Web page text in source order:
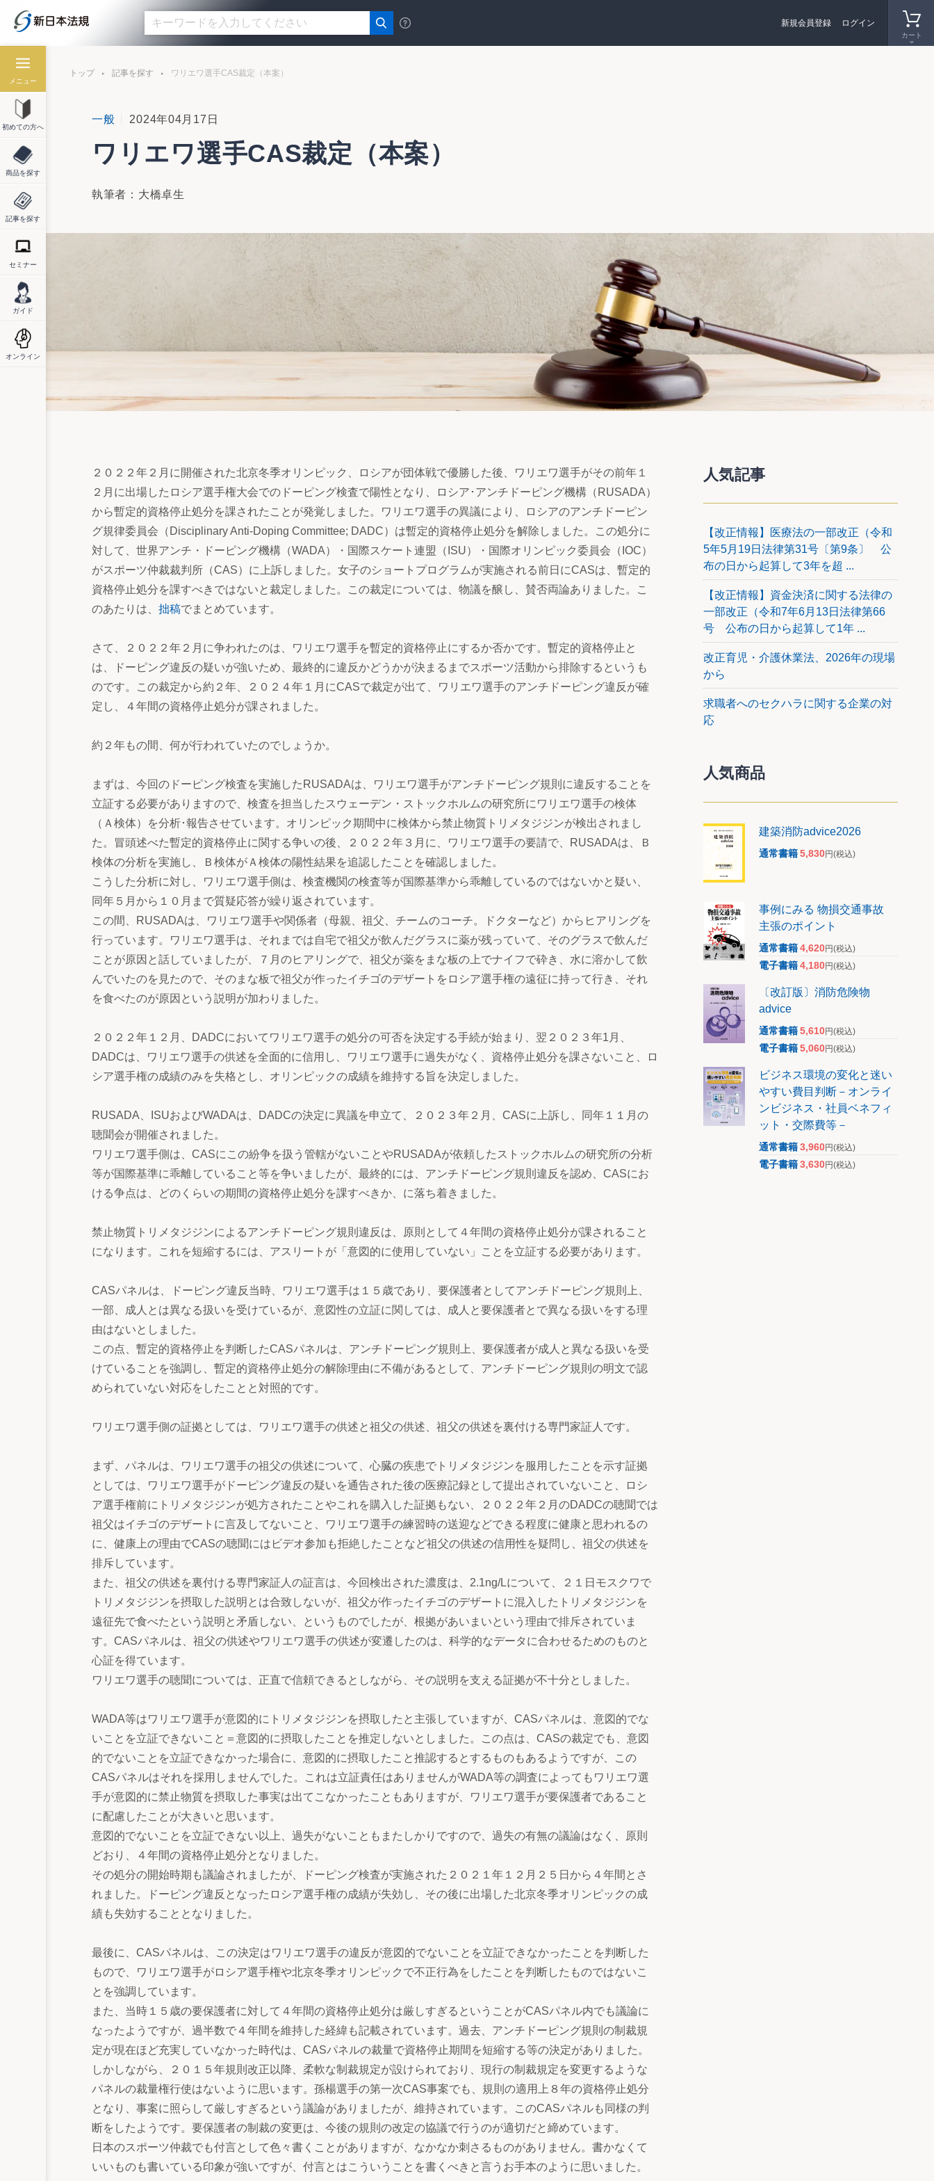
カート
新規会員登録 ログイン
メニュー
初めての方へ
商品を探す
記事を探す
セミナー
ガイド
オンライン
トップ 記事を探す ワリエワ選手CAS裁定（本案）
一般 2024年04月17日
ワリエワ選手CAS裁定（本案）
執筆者：大橋卓生
２０２２年２月に開催された北京冬季オリンピック、ロシアが団体戦で優勝した後、ワリエワ選手がその前年１
２月に出場したロシア選手権大会でのドーピング検査で陽性となり、ロシア･アンチドーピング機構（RUSADA）
から暫定的資格停止処分を課されたことが発覚しました。ワリエワ選手の異議により、ロシアのアンチドーピン
グ規律委員会（Disciplinary Anti-Doping Committee; DADC）は暫定的資格停止処分を解除しました。この処分に
対して、世界アンチ・ドーピング機構（WADA）・国際スケート連盟（ISU）・国際オリンピック委員会（IOC）
がスポーツ仲裁裁判所（CAS）に上訴しました。女子のショートプログラムが実施される前日にCASは、暫定的
資格停止処分を課すべきではないと裁定しました。この裁定については、物議を醸し、賛否両論ありました。こ
のあたりは、 拙稿でまとめています。
さて、２０２２年２月に争われたのは、ワリエワ選手を暫定的資格停止にするか否かです。暫定的資格停止と
は、ドーピング違反の疑いが強いため、最終的に違反かどうかが決まるまでスポーツ活動から排除するというも
のです。この裁定から約２年、２０２４年１月にCASで裁定が出て、ワリエワ選手のアンチドーピング違反が確
定し、４年間の資格停止処分が課されました。
約２年もの間、何が行われていたのでしょうか。
まずは、今回のドーピング検査を実施したRUSADAは、ワリエワ選手がアンチドーピング規則に違反することを
立証する必要がありますので、検査を担当したスウェーデン・ストックホルムの研究所にワリエワ選手の検体
（Ａ検体）を分析･報告させています。オリンピック期間中に検体から禁止物質トリメタジジンが検出されまし
た。冒頭述べた暫定的資格停止に関する争いの後、２０２２年３月に、ワリエワ選手の要請で、RUSADAは、Ｂ
検体の分析を実施し、Ｂ検体がＡ検体の陽性結果を追認したことを確認しました。
こうした分析に対し、ワリエワ選手側は、検査機関の検査等が国際基準から乖離しているのではないかと疑い、
同年５月から１０月まで質疑応答が繰り返されています。
この間、RUSADAは、ワリエワ選手や関係者（母親、祖父、チームのコーチ。ドクターなど）からヒアリングを
行っています。ワリエワ選手は、それまでは自宅で祖父が飲んだグラスに薬が残っていて、そのグラスで飲んだ
ことが原因と話していましたが、７月のヒアリングで、祖父が薬をまな板の上でナイフで砕き、水に溶かして飲
んでいたのを見たので、そのまな板で祖父が作ったイチゴのデザートをロシア選手権の遠征に持って行き、それ
を食べたのが原因という説明が加わりました。
２０２２年１２月、DADCにおいてワリエワ選手の処分の可否を決定する手続が始まり、翌２０２３年1月、
DADCは、ワリエワ選手の供述を全面的に信用し、ワリエワ選手に過失がなく、資格停止処分を課さないこと、ロ
シア選手権の成績のみを失格とし、オリンピックの成績を維持する旨を決定しました。
RUSADA、ISUおよびWADAは、DADCの決定に異議を申立て、２０２３年２月、CASに上訴し、同年１１月の
聴聞会が開催されました。
ワリエワ選手側は、CASにこの紛争を扱う管轄がないことやRUSADAが依頼したストックホルムの研究所の分析
等が国際基準に乖離していること等を争いましたが、最終的には、アンチドーピング規則違反を認め、CASにお
ける争点は、どのくらいの期間の資格停止処分を課すべきか、に落ち着きました。
禁止物質トリメタジジンによるアンチドーピング規則違反は、原則として４年間の資格停止処分が課されること
になります。これを短縮するには、アスリートが「意図的に使用していない」ことを立証する必要があります。
CASパネルは、ドーピング違反当時、ワリエワ選手は１５歳であり、要保護者としてアンチドーピング規則上、
一部、成人とは異なる扱いを受けているが、意図性の立証に関しては、成人と要保護者とで異なる扱いをする理
由はないとしました。
この点、暫定的資格停止を判断したCASパネルは、アンチドーピング規則上、要保護者が成人と異なる扱いを受
けていることを強調し、暫定的資格停止処分の解除理由に不備があるとして、アンチドーピング規則の明文で認
められていない対応をしたことと対照的です。
ワリエワ選手側の証拠としては、ワリエワ選手の供述と祖父の供述、祖父の供述を裏付ける専門家証人です。
まず、パネルは、ワリエワ選手の祖父の供述について、心臓の疾患でトリメタジジンを服用したことを示す証拠
としては、ワリエワ選手がドーピング違反の疑いを通告された後の医療記録として提出されていないこと、ロシ
ア選手権前にトリメタジジンが処方されたことやこれを購入した証拠もない、２０２２年２月のDADCの聴聞では
祖父はイチゴのデザートに言及してないこと、ワリエワ選手の練習時の送迎などできる程度に健康と思われるの
に、健康上の理由でCASの聴聞にはビデオ参加も拒絶したことなど祖父の供述の信用性を疑問し、祖父の供述を
排斥しています。
また、祖父の供述を裏付ける専門家証人の証言は、今回検出された濃度は、2.1ng/Lについて、２１日モスクワで
トリメタジジンを摂取した説明とは合致しないが、祖父が作ったイチゴのデザートに混入したトリメタジジンを
遠征先で食べたという説明と矛盾しない、というものでしたが、根拠があいまいという理由で排斥されていま
す。CASパネルは、祖父の供述やワリエワ選手の供述が変遷したのは、科学的なデータに合わせるためのものと
心証を得ています。
ワリエワ選手の聴聞については、正直で信頼できるとしながら、その説明を支える証拠が不十分としました。
WADA等はワリエワ選手が意図的にトリメタジジンを摂取したと主張していますが、CASパネルは、意図的でな
いことを立証できないこと＝意図的に摂取したことを推定しないとしました。この点は、CASの裁定でも、意図
的でないことを立証できなかった場合に、意図的に摂取したこと推認するとするものもあるようですが、この
CASパネルはそれを採用しませんでした。これは立証責任はありませんがWADA等の調査によってもワリエワ選
手が意図的に禁止物質を摂取した事実は出てこなかったこともありますが、ワリエワ選手が要保護者であること
に配慮したことが大きいと思います。
意図的でないことを立証できない以上、過失がないこともまたしかりですので、過失の有無の議論はなく、原則
どおり、４年間の資格停止処分となりました。
その処分の開始時期も議論されましたが、ドーピング検査が実施された２０２１年１２月２５日から４年間とさ
れました。ドーピング違反となったロシア選手権の成績が失効し、その後に出場した北京冬季オリンピックの成
績も失効することとなりました。
最後に、CASパネルは、この決定はワリエワ選手の違反が意図的でないことを立証できなかったことを判断した
もので、ワリエワ選手がロシア選手権や北京冬季オリンピックで不正行為をしたことを判断したものではないこ
とを強調しています。
また、当時１５歳の要保護者に対して４年間の資格停止処分は厳しすぎるということがCASパネル内でも議論に
なったようですが、過半数で４年間を維持した経緯も記載されています。過去、アンチドーピング規則の制裁規
定が現在ほど充実していなかった時代は、CASパネルの裁量で資格停止期間を短縮する等の決定がありました。
しかしながら、２０１５年規則改正以降、柔軟な制裁規定が設けられており、現行の制裁規定を変更するような
パネルの裁量権行使はないように思います。孫楊選手の第一次CAS事案でも、規則の適用上８年の資格停止処分
となり、事案に照らして厳しすぎるという議論がありましたが、維持されています。このCASパネルも同様の判
断をしたようです。要保護者の制裁の変更は、今後の規則の改定の協議で行うのが適切だと締めています。
日本のスポーツ仲裁でも付言として色々書くことがありますが、なかなか刺さるものがありません。書かなくて
いいものも書いている印象が強いですが、付言とはこういうことを書くべきと言うお手本のように思いました。
人気記事
【改正情報】医療法の一部改正（令和
5年5月19日法律第31号〔第9条〕 公
布の日から起算して3年を超 ...
【改正情報】資金決済に関する法律の
一部改正（令和7年6月13日法律第66
号 公布の日から起算して1年 ...
改正育児・介護休業法、2026年の現場
から
求職者へのセクハラに関する企業の対
応
人気商品
建築消防advice2026
通常書籍5,830円(税込)
事例にみる 物損交通事故
主張のポイント
通常書籍4,620円(税込)
電子書籍4,180円(税込)
〔改訂版〕消防危険物
advice
通常書籍5,610円(税込)
電子書籍5,060円(税込)
ビジネス環境の変化と迷い
やすい費目判断－オンライ
ンビジネス・社員ベネフィ
ット・交際費等－
通常書籍3,960円(税込)
電子書籍3,630円(税込)